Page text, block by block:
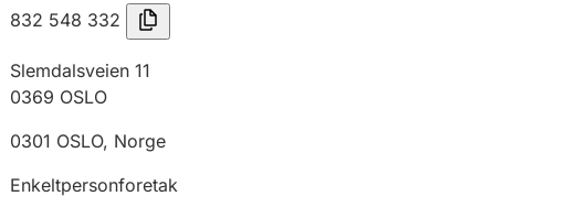
832 548 332
Slemdalsveien 11
0369 OSLO
0301 OSLO, Norge
Enkeltpersonforetak